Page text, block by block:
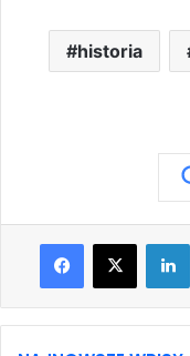
historia
Facebook
X